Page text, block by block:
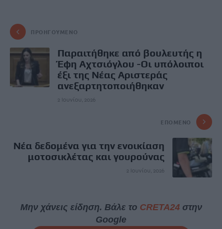
ΠΡΟΗΓΟΎΜΕΝΟ
Παραιτήθηκε από βουλευτής η
Έφη Αχτσιόγλου -Οι υπόλοιποι
έξι της Νέας Αριστεράς
ανεξαρτητοποιήθηκαν
2 Ιουνίου, 2026
ΕΠΌΜΕΝΟ
Νέα δεδομένα για την ενοικίαση
μοτοσικλέτας και γουρούνας
2 Ιουνίου, 2026
Μην χάνεις είδηση. Βάλε το CRETA24στην
Google